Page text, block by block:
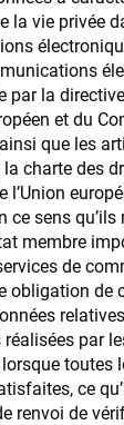
la vie privée
par la
et du
que les
la charte des
l’Union
ce sens qu’ils
membre
de
obligation de
par
toutes
ce
renvoi de